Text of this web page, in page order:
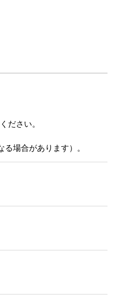
ださい。
場合があります）。